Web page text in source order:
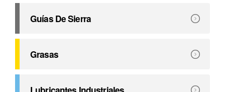
Guías De Sierra
Petro-Canada Lubricants ofrece una línea completa de
Grasas
Formuladas para ofrecer una excelente protección para